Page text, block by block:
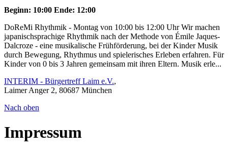
Beginn: 10:00 Ende: 12:00
DoReMi Rhythmik - Montag von 10:00 bis 12:00 Uhr Wir machen
japanischsprachige Rhythmik nach der Methode von Émile Jaques-
Dalcroze - eine musikalische Frühförderung, bei der Kinder Musik
durch Bewegung, Rhythmus und spielerisches Erleben erfahren. Für
Kinder von 0 bis 3 Jahren gemeinsam mit ihren Eltern. Musik erle...
INTERIM - Bürgertreff Laim e.V.,
Laimer Anger 2, 80687 München
Nach oben
Impressum